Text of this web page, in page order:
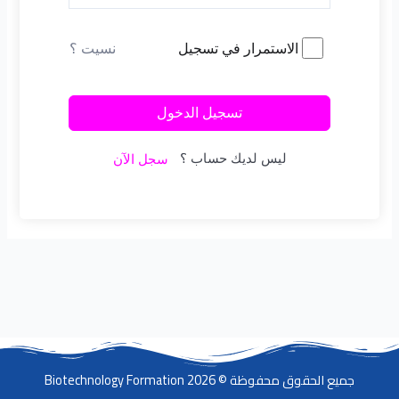
الاستمرار في تسجيل نسيت ؟
تسجيل الدخول
ليس لديك حساب ؟ سجل الآن
جميع الحقوق محفوظة © 2026 Biotechnology Formation